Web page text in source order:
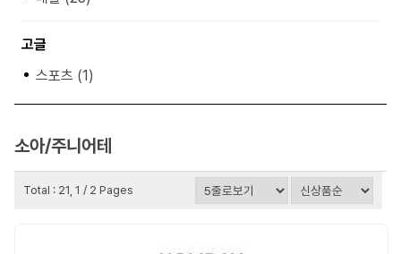
고글
스포츠 (1)
소아/주니어테
Total : 21, 1 / 2 Pages